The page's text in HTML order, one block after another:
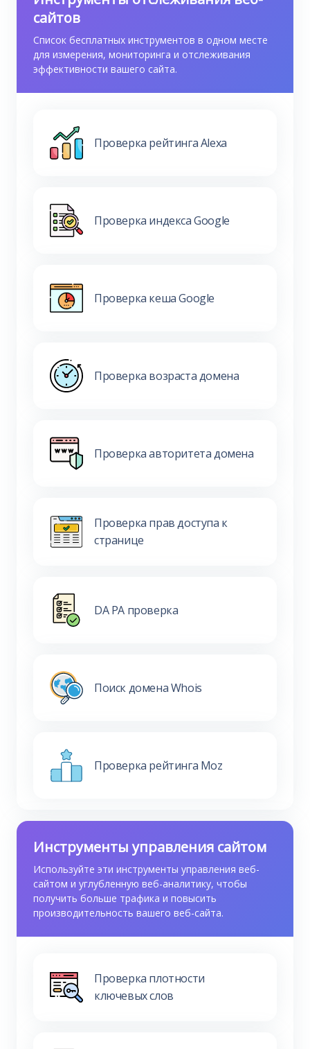
сайтов
Список бесплатных инструментов в одном месте
для измерения, мониторинга и отслеживания
эффективности вашего сайта.
Проверка рейтинга Alexa
Проверка индекса Google
Проверка кеша Google
Проверка возраста домена
Проверка авторитета домена
Проверка прав доступа к
странице
DA PA проверка
Поиск домена Whois
Проверка рейтинга Moz
Инструменты управления сайтом
Используйте эти инструменты управления веб-
сайтом и углубленную веб-аналитику, чтобы
получить больше трафика и повысить
производительность вашего веб-сайта.
Проверка плотности
ключевых слов